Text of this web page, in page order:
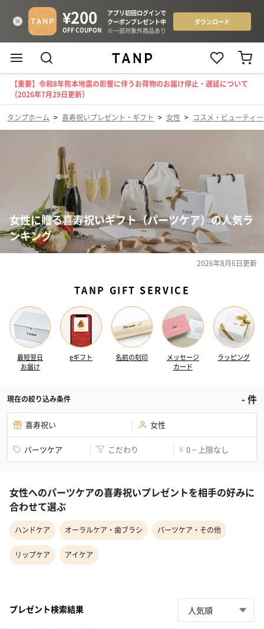
【重要】令和8年熊本地震の影響に伴うお荷物のお届け停止・遅延について
（2026年7月29日更新）
タンプホーム > 喜寿祝いプレゼント・ギフト > 女性 > コスメ・ビューティー
女性に贈る喜寿祝いギフト（パーツケア）の人気ラ
ンキング
2026年8月6日更新
TANP GIFT SERVICE
最短翌日
お届け
eギフト 名前の刻印
メッセージ
カード
ラッピング
現在の絞り込み条件 -件
喜寿祝い 女性
パーツケア こだわり ¥ 0 ~ 上限なし
女性へのパーツケアの喜寿祝いプレゼントを相手の好みに
合わせて選ぶ
ハンドケア オーラルケア・歯ブラシ パーツケア・その他
リップケア アイケア
プレゼント検索結果